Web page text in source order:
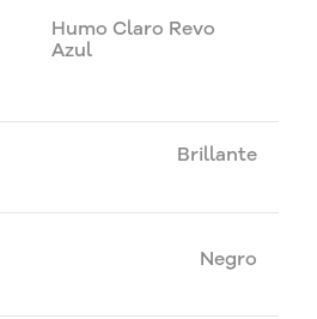
Humo Claro Revo
Azul
Brillante
Negro